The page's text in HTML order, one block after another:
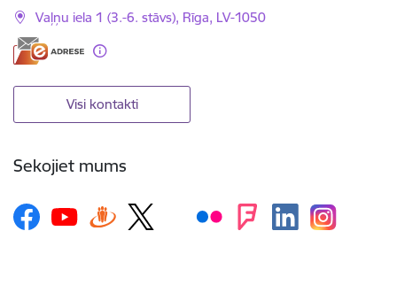
Vaļņu iela 1 (3.-6. stāvs), Rīga, LV-1050
Visi kontakti
Sekojiet mums